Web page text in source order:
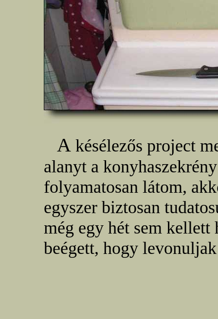
A késélezős project
alanyt a
folyamatosan látom,
egyszer biztosan
még egy hét sem
beégett, hogy